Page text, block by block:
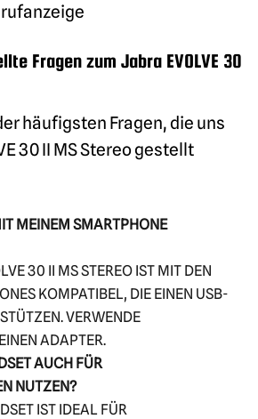
Fragen zum Jabra EVOLVE 30
häufigsten Fragen, die uns
30 II MS Stereo gestellt
MEINEM SMARTPHONE
30 II MS STEREO IST MIT DEN
KOMPATIBEL, DIE EINEN USB-
VERWENDE
ADAPTER.
AUCH FÜR
NUTZEN?
IST IDEAL FÜR